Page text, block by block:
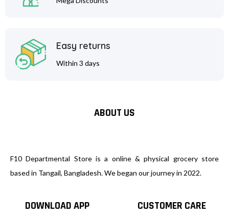
Easy returns
Within 3 days
ABOUT US
F10 Departmental Store is a online & physical grocery store
based in Tangail, Bangladesh. We began our journey in 2022.
DOWNLOAD APP CUSTOMER CARE